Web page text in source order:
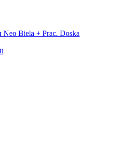
Biela + Prac. Doska